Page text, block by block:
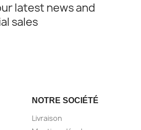
latest news and
sales
NOTRE SOCIÉTÉ
Livraison